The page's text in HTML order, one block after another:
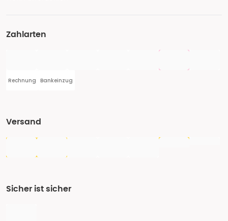
Zahlarten
Rechnung Bankeinzug
Versand
Sicher ist sicher